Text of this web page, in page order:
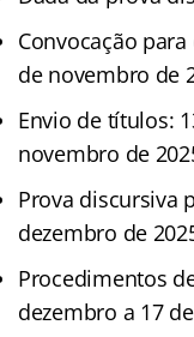
Convocação
de novembro de
Envio de títulos:
novembro de
Prova discursiva
dezembro de
Procedimentos
dezembro a 17